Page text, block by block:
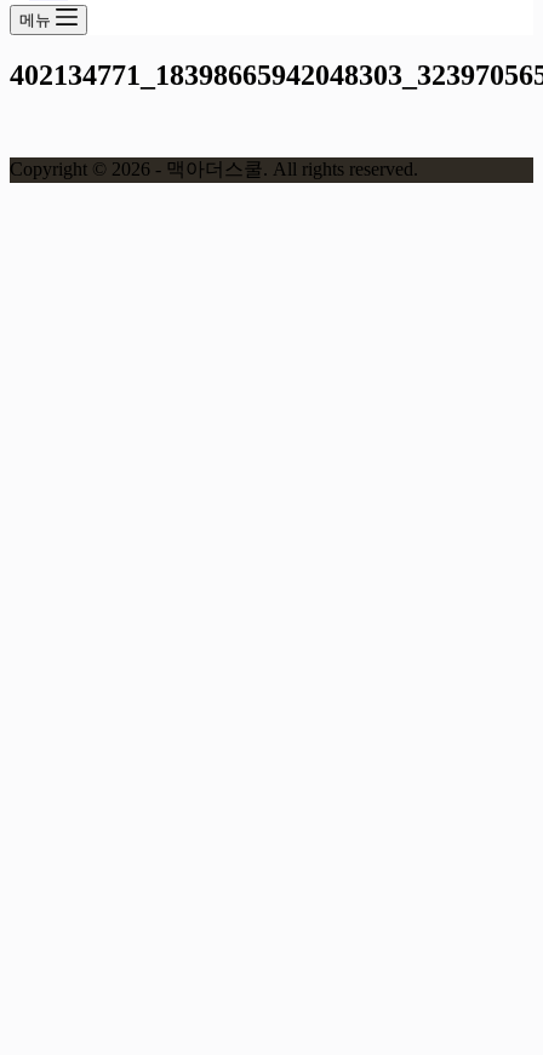
메뉴
Copyright © 2026 - 맥아더스쿨. All rights reserved.